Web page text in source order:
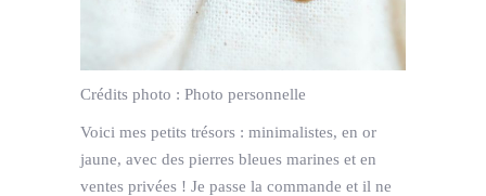
Crédits photo : Photo personnelle
Voici mes petits trésors : minimalistes, en or
jaune, avec des pierres bleues marines et en
ventes privées ! Je passe la commande et il ne